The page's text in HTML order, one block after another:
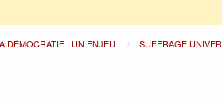
DÉMOCRATIE : UN ENJEU SUFFRAGE